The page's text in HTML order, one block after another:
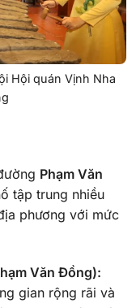
Hội quán Vịnh Nha
Phạm Văn
tập trung nhiều
phương với mức
Văn Đồng):
gian rộng rãi và